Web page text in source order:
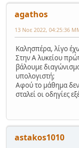
agathos
13 Νοε 2022, 04:25:36
Καλησπέρα, λίγο
Στην Α λυκείου
βάλουμε
υπολογιστή;
Αφού το μάθημα δεν
σταλεί οι οδηγίες
astakos1010